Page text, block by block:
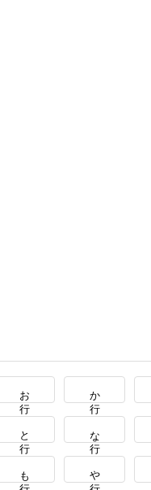
お行 か行
と行 な行
も行 や行